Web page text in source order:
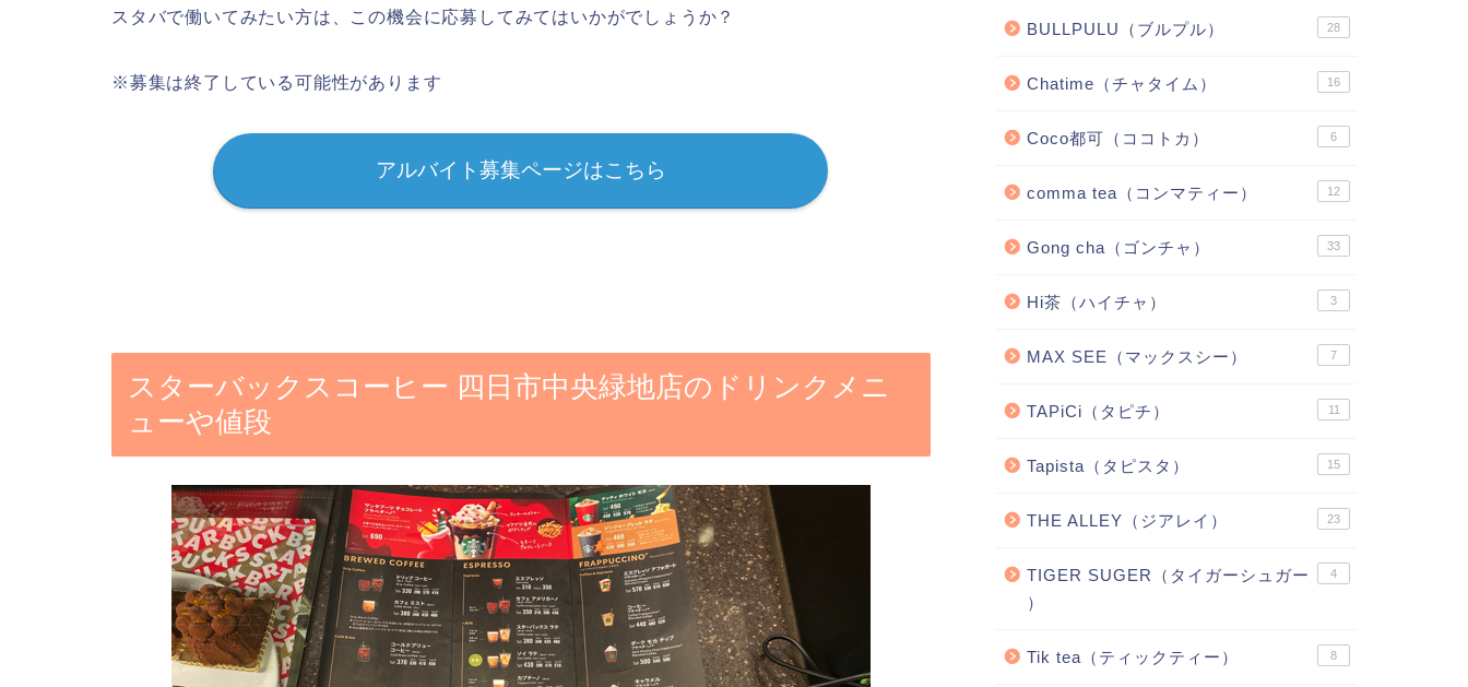
スタバで働いてみたい方は、この機会に応募してみてはいかがでしょうか？
※募集は終了している可能性があります
アルバイト募集ページはこちら
スターバックスコーヒー 四日市中央緑地店のドリンクメニ
ューや値段
BULLPULU（ブルプル） 28
Chatime（チャタイム） 16
Coco都可（ココトカ） 6
comma tea（コンマティー） 12
Gong cha（ゴンチャ） 33
Hi茶（ハイチャ） 3
MAX SEE（マックスシー） 7
TAPiCi（タピチ） 11
Tapista（タピスタ） 15
THE ALLEY（ジアレイ） 23
TIGER SUGER（タイガーシュガー
）
4
Tik tea（ティックティー） 8